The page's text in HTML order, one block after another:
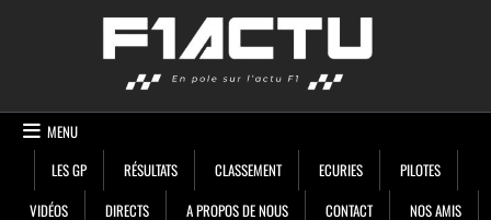
MENU
LES GP
RÉSULTATS CLASSEMENT ECURIES
PILOTES
VIDÉOS
DIRECTS A PROPOS DE NOUS CONTACT NOS AMIS